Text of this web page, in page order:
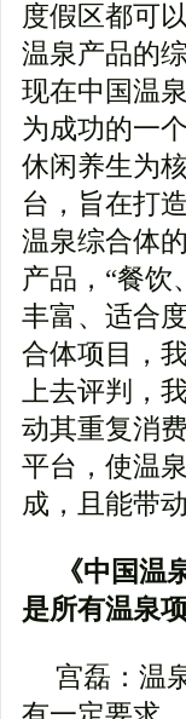
度假区都可
温泉产品的
现在中国温
为成功的一
休闲养生为
台，旨在打
温泉综合体
产品，“餐饮
丰富、适合
合体项目，
上去评判，
动其重复消
平台，使温
成，且能带
《中国
是所有温泉
宫磊：温